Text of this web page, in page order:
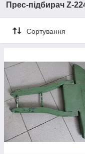
Прес-підбирач Z-
Сортування